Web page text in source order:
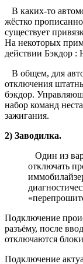
В каких-то
жёстко
существует
На некоторых
действии Бэкдор :
В общем, для
отключения
бэкдор.
набор команд
зажигания.
2) Заводилка.
Один из
отключать
Подключение
разъёму, после
отключаются
Подключение